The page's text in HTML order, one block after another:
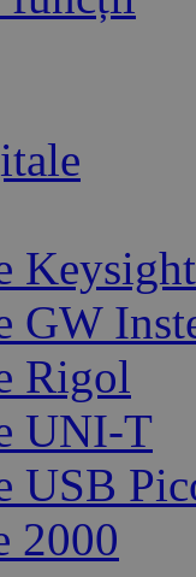
Keysight
GW
Rigol
UNI-T
USB
2000